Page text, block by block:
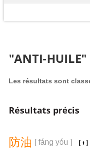
"ANTI-HUILE"
Les résultats sont
Résultats précis
防油 [ fáng yóu ]